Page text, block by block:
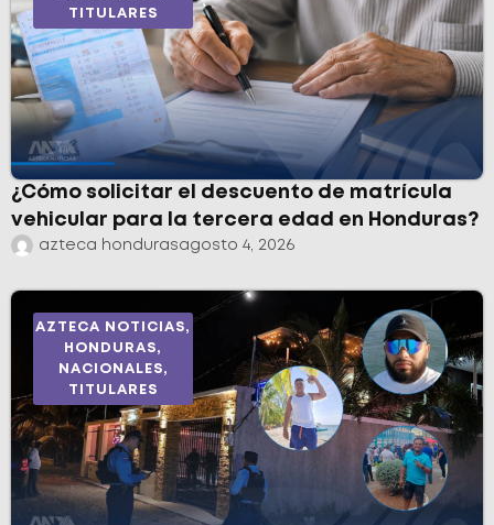
TITULARES
¿Cómo solicitar el descuento de matrícula
vehicular para la tercera edad en Honduras?
azteca hondurasagosto 4, 2026
AZTECA NOTICIAS,
HONDURAS,
NACIONALES,
TITULARES